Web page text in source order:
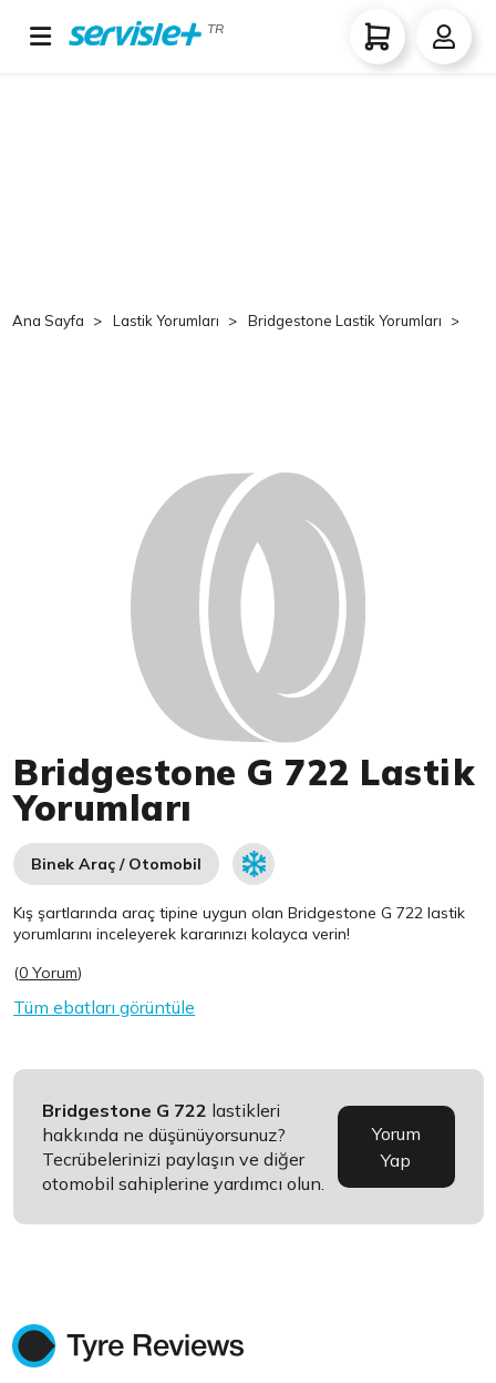
TR
Ana Sayfa Lastik Yorumları Bridgestone Lastik Yorumları
Bridgestone G 722 Lastik
Yorumları
Binek Araç / Otomobil
Kış şartlarında araç tipine uygun olanBridgestone G 722 lastik
yorumlarını inceleyerek kararınızı kolayca verin!
(0 Yorum)
Tüm ebatları görüntüle
Bridgestone G 722 lastikleri
hakkında ne düşünüyorsunuz?
Tecrübelerinizi paylaşın ve diğer
otomobil sahiplerine yardımcı olun.
Yorum
Yap